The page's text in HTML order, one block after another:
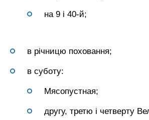
на 9 і 40-й;
в річницю поховання;
в суботу:
Мясопустная;
другу, третю і четверту